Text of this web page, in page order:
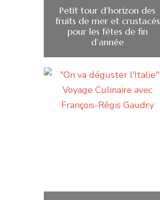
Petit tour d’horizon des
fruits de mer et crustacés
pour les fêtes de fin
d’année